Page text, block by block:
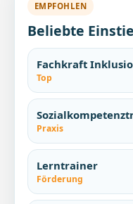
EMPFOHLEN
Beliebte
Fachkraft
Top
Praxis
Lerntrainer
Förderung